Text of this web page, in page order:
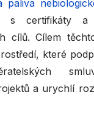
paliva
s certifikáty
cílů. Cílem
které
a urychlí